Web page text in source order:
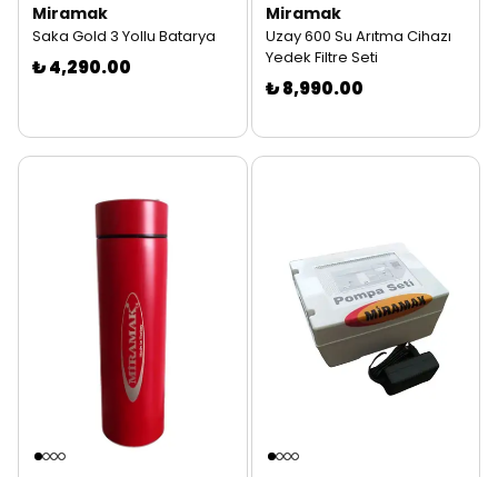
Miramak
Saka Gold 3 Yollu Batarya
₺ 4,290.00
Miramak
Uzay 600 Su Arıtma Cihazı
Yedek Filtre Seti
₺ 8,990.00